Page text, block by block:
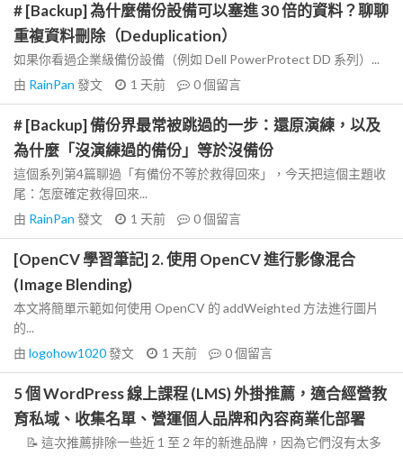
# [Backup] 為什麼備份設備可以塞進 30 倍的資料？聊聊
重複資料刪除（Deduplication）
如果你看過企業級備份設備（例如 Dell PowerProtect DD 系列）...
由 RainPan 發文 1 天前 0個留言
# [Backup] 備份界最常被跳過的一步：還原演練，以及
為什麼「沒演練過的備份」等於沒備份
這個系列第4篇聊過「有備份不等於救得回來」，今天把這個主題收
尾：怎麼確定救得回來...
由 RainPan 發文 1 天前 0個留言
[OpenCV 學習筆記] 2. 使用 OpenCV 進行影像混合
(Image Blending)
本文將簡單示範如何使用 OpenCV 的 addWeighted 方法進行圖片
的...
由 logohow1020發文 1 天前 0個留言
5 個 WordPress 線上課程 (LMS) 外掛推薦，適合經營教
育私域、收集名單、營運個人品牌和內容商業化部署
📝 這次推薦排除一些近 1 至 2 年的新進品牌，因為它們沒有太多